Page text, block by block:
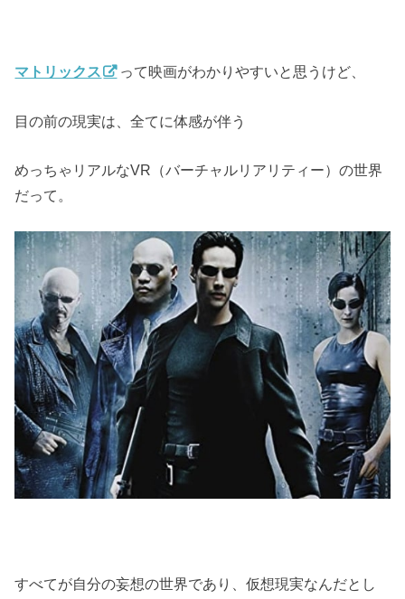
マトリックス って映画がわかりやすいと思うけど、
目の前の現実は、全てに体感が伴う
めっちゃリアルなVR（バーチャルリアリティー）の世界
だって。
すべてが自分の妄想の世界であり、仮想現実なんだとし